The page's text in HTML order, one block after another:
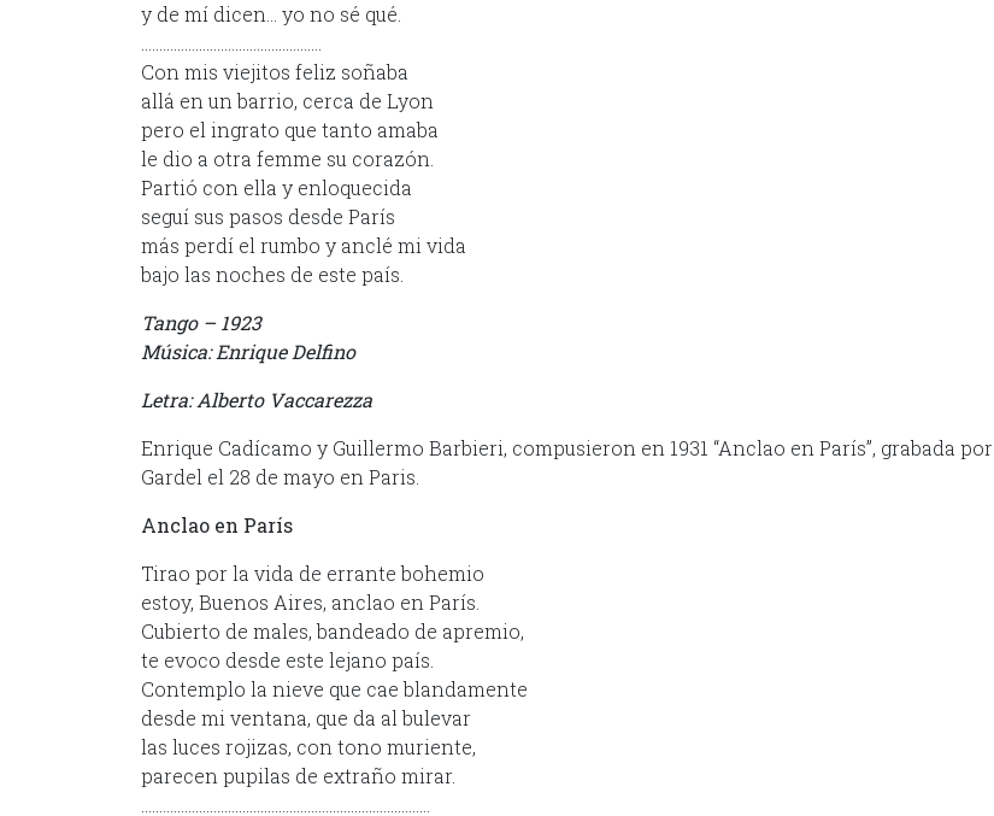
y de mí dicen… yo no sé qué.
Con mis viejitos feliz soñaba
allá en un barrio, cerca de Lyon
pero el ingrato que tanto amaba
le dio a otra femme su corazón.
Partió con ella y enloquecida
seguí sus pasos desde París
más perdí el rumbo y anclé mi vida
bajo las noches de este país.
Tango – 1923
Música: Enrique Delfino
Letra: Alberto Vaccarezza
Enrique Cadícamo y Guillermo Barbieri, compusieron en 1931 “Anclao en París”, grabada por
Gardel el 28 de mayo en Paris.
Anclao en París
Tirao por la vida de errante bohemio
estoy, Buenos Aires, anclao en París.
Cubierto de males, bandeado de apremio,
te evoco desde este lejano país.
Contemplo la nieve que cae blandamente
desde mi ventana, que da al bulevar
las luces rojizas, con tono muriente,
parecen pupilas de extraño mirar.